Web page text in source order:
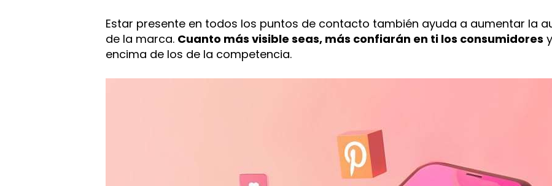
Estar presente en todos los puntos de contacto también ayuda a aumentar la
de la marca. Cuanto más visible seas, más confiarán en ti los consumidores
encima de los de la competencia.